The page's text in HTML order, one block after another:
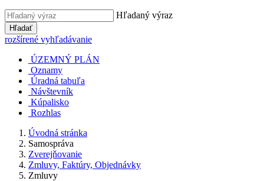
Hľadaný výraz
Hľadať
rozšírené vyhľadávanie
ÚZEMNÝ PLÁN
Oznamy
Úradná tabuľa
Návštevník
Kúpalisko
Rozhlas
Úvodná stránka
Samospráva
Zverejňovanie
Zmluvy, Faktúry, Objednávky
Zmluvy